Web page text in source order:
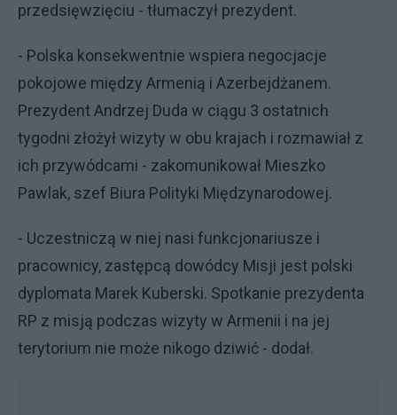
przedsięwzięciu - tłumaczył prezydent.
- Polska konsekwentnie wspiera negocjacje
pokojowe między Armenią i Azerbejdżanem.
Prezydent Andrzej Duda w ciągu 3 ostatnich
tygodni złożył wizyty w obu krajach i rozmawiał z
ich przywódcami - zakomunikował Mieszko
Pawlak, szef Biura Polityki Międzynarodowej.
- Uczestniczą w niej nasi funkcjonariusze i
pracownicy, zastępcą dowódcy Misji jest polski
dyplomata Marek Kuberski. Spotkanie prezydenta
RP z misją podczas wizyty w Armenii i na jej
terytorium nie może nikogo dziwić - dodał.